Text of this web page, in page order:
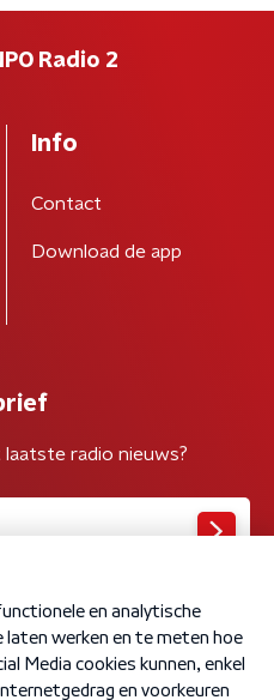
Radio 2
Info
Contact
Download de app
radio nieuws?